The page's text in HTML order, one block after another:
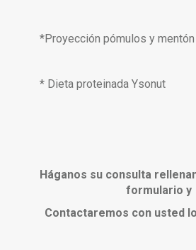
*Proyección pómulos y mentón
* Dieta proteinada Ysonut
Háganos su consulta
formulario y
Contactaremos con usted